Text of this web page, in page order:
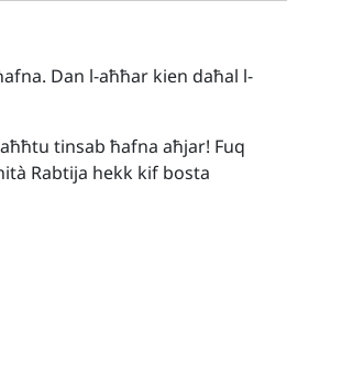
Dan l-aħħar kien daħal l-
tinsab ħafna aħjar! Fuq
Rabtija hekk kif bosta